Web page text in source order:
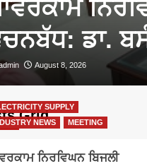
ਡਾ.
August 8, 2026
Grid
SUPPLY
NEWS
MEETING
ਨਿਰਵਿਘਨ ਬਿਜਲੀ